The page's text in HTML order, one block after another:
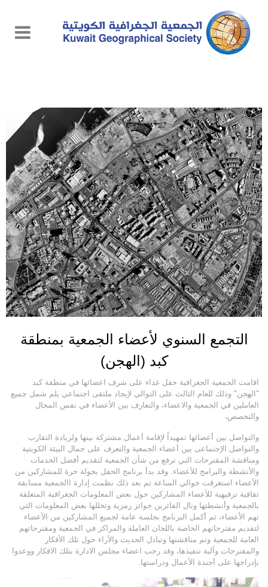
التجمع السنوي لأعضاء الجمعية بمنطقة
كبد (الهجن)
اقامت الجمعية الجغرافية حفل غداء على شرف اعضائها في منطقة كبد
"الهجن" وذلك للعام الثالث على التوالي لإيجاد ملتقى اجتماعي يلم شمل جميع
العاملين في الجمعية والاعضاء، والتعارف بين الأعضاء في نفس المجال
والتخصص،
والتواصل بين أعضائها تمهيداً لإقامة أعمال مشتركة بينها ولزيادة التقارب
والتواصل الإجتماعى بين أعضاء الجمعية والتعرف على جمال البيئة الكويتية
ومناقشة المقترحات التي ترفع من شأن الجمعية لتقديم أفضل الخدمات
والأنشطة والبرامج للأعضاء. وقد بدأ برنامج الحفل بجولة حرة للمشاركين من
الأعضاء استغرقت حوالي الساعة ثم بعد ذلك نظمت إدارة االجمعية مسابقة
ثقافية ترفيهية للأعضاء المشاركين حول بعض المعلومات الجغرافية المتعلقة
بالجمعية وأنشطتها ونال الفائزين جوائز رمزية وتخللها بعض المعلومات التي
تهم الأعضاء، ثم أكمل البرنامج بجلسة عامة لجميع المشاركين من الأعضاء
لتقديم مقترحاتهم الخاصة باللجان العاملة والمراكز في الجمعية ومقترحاتهم
العامة للجمعية وتم مناقشتها وتبادل الحديث والآراء حول تلك الأفكار
والمقترحات وآلية تنفيذها، وقد رحب اعضاء مجلس الادارة بتلك الافكار ووعدوا
بإدراجها على أجندة الأعمال ودراستها.